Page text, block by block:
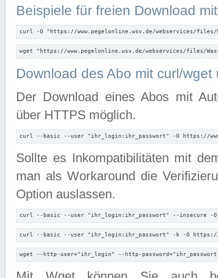
Beispiele für freien Download
curl -O "https://www.pegelonline.wsv.de/webservices/files/
wget "https://www.pegelonline.wsv.de/webservices/files/
Download des Abo mit curl/
Der Download eines Abos mit
über HTTPS möglich.
curl --basic --user "ihr_login:ihr_passwort" -O https://
Sollte es Inkompatibilitäten mit
man als Workaround die
Option auslassen.
curl --basic --user "ihr_login:ihr_passwort" --insecure -
curl --basic --user "ihr_login:ihr_passwort" -k -O https://
wget --http-user="ihr_login" --http-